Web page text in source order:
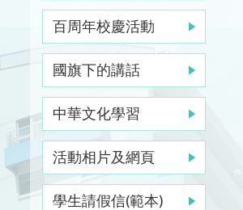
百周年校慶活動
國旗下的講話
中華文化學習
活動相片及網頁
學生請假信(範本)